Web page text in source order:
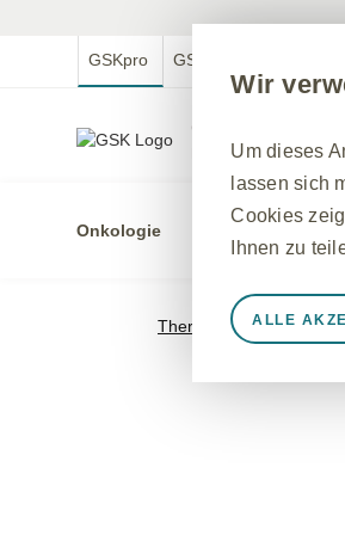
GSKpro GSKmed
Für medizinische
Onkologie
Therapiegebiete >
Wir
Um dieses
lassen sich
Cookies
Ihnen zu
Immer
Notwendig,
ALLE